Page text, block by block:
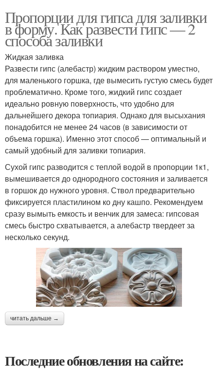
Пропорции для гипса для заливки
в форму. Как развести гипс — 2
способа заливки
Жидкая заливка
Развести гипс (алебастр) жидким раствором уместно,
для маленького горшка, где вымесить густую смесь будет
проблематично. Кроме того, жидкий гипс создает
идеально ровную поверхность, что удобно для
дальнейшего декора топиария. Однако для высыхания
понадобится не менее 24 часов (в зависимости от
объема горшка). Именно этот способ — оптимальный и
самый удобный для заливки топиария.
Сухой гипс разводится с теплой водой в пропорции 1к1,
вымешивается до однородного состояния и заливается
в горшок до нужного уровня. Ствол предварительно
фиксируется пластилином ко дну кашпо. Рекомендуем
сразу вымыть емкость и венчик для замеса: гипсовая
смесь быстро схватывается, а алебастр твердеет за
несколько секунд.
читать дальше →
Последние обновления на сайте: